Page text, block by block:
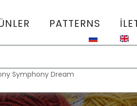
PATTERNS
Symphony Dream